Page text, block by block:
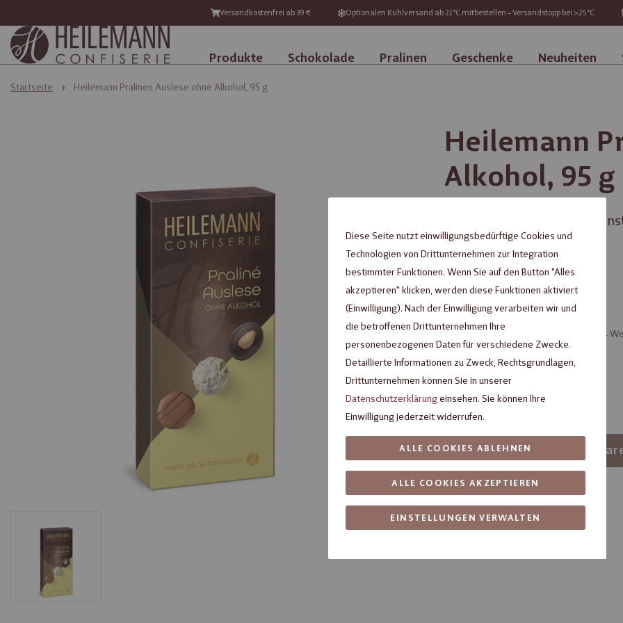
Versandkostenfrei ab 39 € Optionalen Kühlversand ab 21°C mitbestellen – Versandstopp bei >25°C
Produkte Schokolade Pralinen Geschenke Neuheiten
Startseite Heilemann Pralinen Auslese ohne Alkohol, 95 g
Heilemann
Alkohol, 95 g
6,99 €
Verführerische Auswahl
Inhalt: 0,095 kg (73,58 €/ 1 kg)
Artikel verfügbar, Lieferzeit ca. 3 – 4
Verpackungseinheit
- + In den
Artikelnummer: 78105930
Fragen zum Produkt?
Diese Seite nutzt einwilligungsbedürftige Cookies und
Technologien von Drittunternehmen zur Integration
bestimmter Funktionen. Wenn Sie auf den Button "Alles
akzeptieren" klicken, werden diese Funktionen aktiviert
(Einwilligung). Nach der Einwilligung verarbeiten wir und
die betroffenen Drittunternehmen Ihre
personenbezogenen Daten für verschiedene Zwecke.
Detaillierte Informationen zu Zweck, Rechtsgrundlagen,
Drittunternehmen können Sie in unserer
Datenschutzerklärungeinsehen. Sie können Ihre
Einwilligung jederzeit widerrufen.
EINSTELLUNGEN VERWALTEN
ALLE COOKIES AKZEPTIEREN
ALLE COOKIES ABLEHNEN